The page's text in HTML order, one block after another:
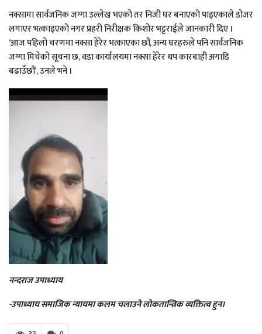
नक्सामा सार्वजनिक जग्गा उल्लेख भएको तर निजी घर बनाएको पाइएकाले डोजर
लगाएर भत्काइएको नगर प्रहरी निरीक्षक किशोर भट्टराईले जानकारी दिए ।
‘आज पहिलो चरणमा नक्सा हेरेर भत्काएका छौं, अन्य घरहरुले पनि सार्वजनिक
जग्गा मिचेको सूचना छ, वडा कार्यालयमा नक्सा हेरेर थप कारबाही अगाडि
बढाउँछौं’, उनले भने ।
नन्दराज उपाध्याय
-उपाध्याय समाजिक न्यायमा कलम चलाउने लोकतान्त्रिक व्यक्तित्व हुन।